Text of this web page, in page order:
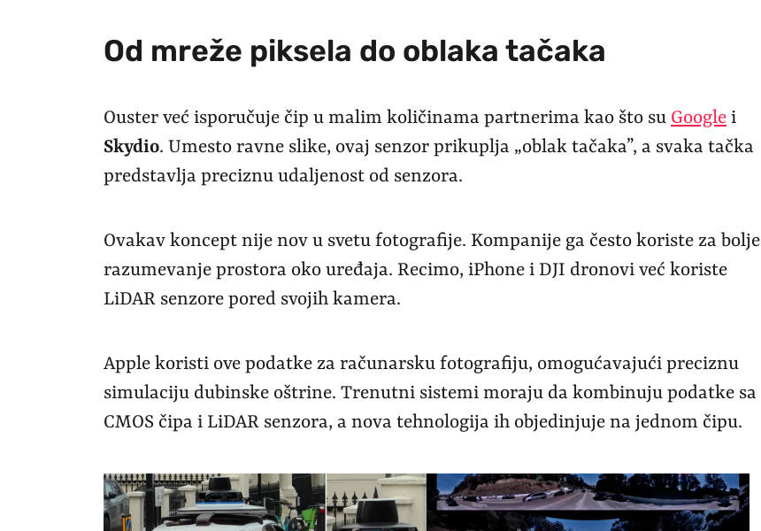
Od mreže piksela do oblaka tačaka
Ouster već isporučuje čip u malim količinama partnerima kao što su Google i
Skydio. Umesto ravne slike, ovaj senzor prikuplja „oblak tačaka”, a svaka tačka
predstavlja preciznu udaljenost od senzora.
Ovakav koncept nije nov u svetu fotografije. Kompanije ga često koriste za bolje
razumevanje prostora oko uređaja. Recimo, iPhone i DJI dronovi već koriste
LiDAR senzore pored svojih kamera.
Apple koristi ove podatke za računarsku fotografiju, omogućavajući preciznu
simulaciju dubinske oštrine. Trenutni sistemi moraju da kombinuju podatke sa
CMOS čipa i LiDAR senzora, a nova tehnologija ih objedinjuje na jednom čipu.